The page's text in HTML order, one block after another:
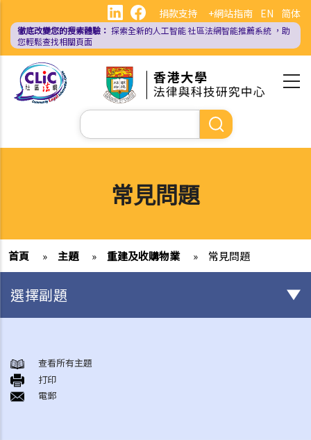
內
EN 简体
捐款支持 +網站指南
徹底改變您的搜索體驗： 探索全新的人工智能社區法網智能推薦系統 ，助
您輕鬆查找相關頁面
Search
常見問題
首頁 » 主題 » 重建及收購物業 » 常見問題
選擇副題
市區重建局
A. 市區重建局主導的重建項目
B. 公布重建項目及重建計劃
查看所有主題
打印
電郵